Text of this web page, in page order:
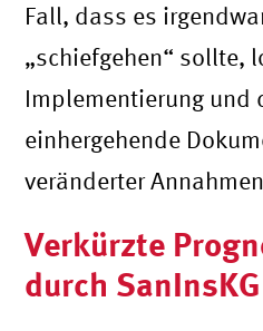
Fall, dass es
„schiefgehen“ sollte,
Implementierung und
einhergehende
veränderter
Verkürzte
durch SanInsKG